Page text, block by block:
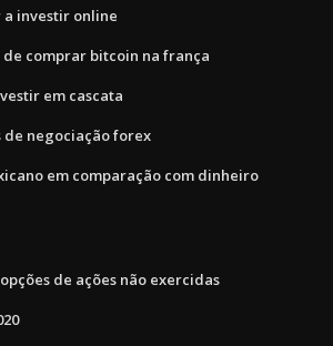
a investir online
comprar bitcoin na frança
em cascata
de negociação forex
em comparação com dinheiro
de ações não exercidas